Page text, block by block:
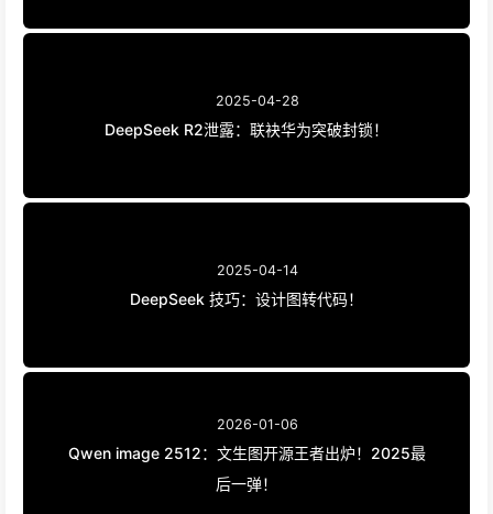
2025-04-28
DeepSeek R2泄露：联袂华为突破封锁！
2025-04-14
DeepSeek 技巧：设计图转代码！
2026-01-06
Qwen image 2512：文生图开源王者出炉！2025最
后一弹！